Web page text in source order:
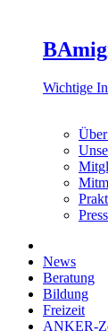
Wichtige
News
Beratung
Bildung
Freizeit
ANKER-